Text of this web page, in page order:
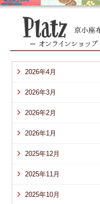
2026年4月
2026年3月
2026年2月
2026年1月
2025年12月
2025年11月
2025年10月